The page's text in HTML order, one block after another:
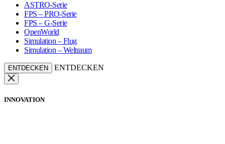
ASTRO-Serie
FPS – PRO-Serie
FPS – G-Serie
OpenWorld
Simulation – Flug
Simulation – Weltraum
ENTDECKEN ENTDECKEN
INNOVATION